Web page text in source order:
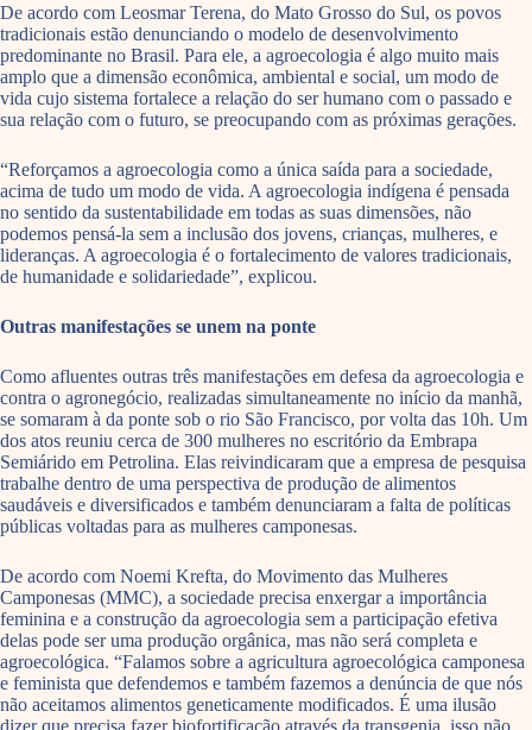
De acordo com Leosmar Terena, do Mato Grosso do Sul, os povos
tradicionais estão denunciando o modelo de desenvolvimento
predominante no Brasil. Para ele, a agroecologia é algo muito mais
amplo que a dimensão econômica, ambiental e social, um modo de
vida cujo sistema fortalece a relação do ser humano com o passado e
sua relação com o futuro, se preocupando com as próximas gerações.
“Reforçamos a agroecologia como a única saída para a sociedade,
acima de tudo um modo de vida. A agroecologia indígena é pensada
no sentido da sustentabilidade em todas as suas dimensões, não
podemos pensá-la sem a inclusão dos jovens, crianças, mulheres, e
lideranças. A agroecologia é o fortalecimento de valores tradicionais,
de humanidade e solidariedade”, explicou.
Outras manifestações se unem na ponte
Como afluentes outras três manifestações em defesa da agroecologia e
contra o agronegócio, realizadas simultaneamente no início da manhã,
se somaram à da ponte sob o rio São Francisco, por volta das 10h. Um
dos atos reuniu cerca de 300 mulheres no escritório da Embrapa
Semiárido em Petrolina. Elas reivindicaram que a empresa de pesquisa
trabalhe dentro de uma perspectiva de produção de alimentos
saudáveis e diversificados e também denunciaram a falta de políticas
públicas voltadas para as mulheres camponesas.
De acordo com Noemi Krefta, do Movimento das Mulheres
Camponesas (MMC), a sociedade precisa enxergar a importância
feminina e a construção da agroecologia sem a participação efetiva
delas pode ser uma produção orgânica, mas não será completa e
agroecológica. “Falamos sobre a agricultura agroecológica camponesa
e feminista que defendemos e também fazemos a denúncia de que nós
não aceitamos alimentos geneticamente modificados. É uma ilusão
dizer que precisa fazer biofortificação através da transgenia, isso não